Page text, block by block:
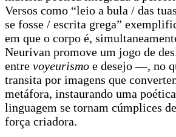
Versos como “leio a bula / das
se fosse / escrita grega”
em que o corpo é,
Neurivan promove um jogo de
entre voyeurismo e desejo —, no
transita por imagens que
metáfora, instaurando uma
linguagem se tornam cúmplices
força criadora.